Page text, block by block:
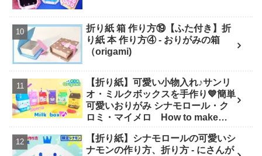
折り紙 箱 作り方⑲【ふた付き】折
り紙 本 作り方④ - おりがみの箱
（origami)
【折り紙】可愛い小物入れ♪サンリ
オ・ミルクボックスを手作り💙簡単
可愛いおりがみ シナモロール・ク
ロミ・マイメロ How to make
SodaCatOrigami 楽しい折り紙♪
【折り紙】シナモロールの可愛いシ
ナモンの作り方、折り方 - にさんが